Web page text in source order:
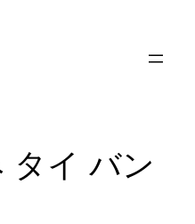
タイ バン